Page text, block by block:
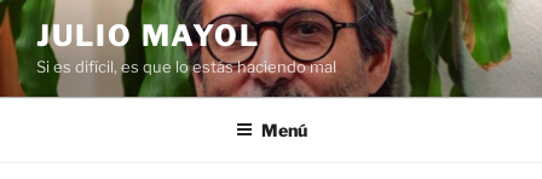
Saltar
al
contenido
JULIO MAYOL
Si es difícil, es que lo estás haciendo mal
Menú